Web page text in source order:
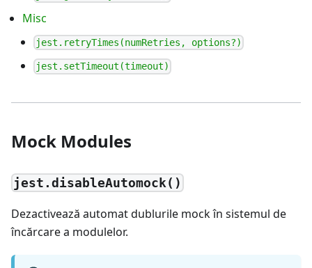
Misc
jest.retryTimes(numRetries, options?)
jest.setTimeout(timeout)
Mock Modules
jest.disableAutomock()
Dezactivează automat dublurile mock în sistemul de
încărcare a modulelor.